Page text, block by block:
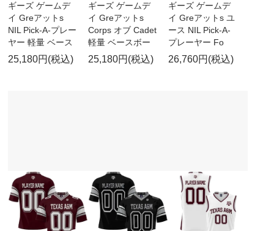
ギーズ ゲームデ
イ Greアットs
NIL Pick-A-プレー
ヤー 軽量 ベース
25,180円(税込)
ギーズ ゲームデ
イ Greアットs
Corps オブ Cadet
軽量 ベースボー
25,180円(税込)
ギーズ ゲームデ
イ Greアットs ユ
ース NIL Pick-A-
プレーヤー Fo
26,760円(税込)